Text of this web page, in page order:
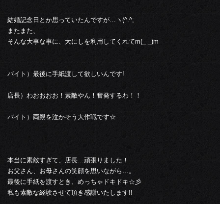
結婚記念日とか思っていたんですが…ヽ(^.^;
またまた、
そんな大事な事に、大にしを利用してくれてm(_ _)m
バイト）最後に手紙渡して欲しいんです!
店長）わおおおお！素敵やん！奮発するわ！！
バイト）両親を泣かそう大作戦です☆
本当に素敵すぎて、店長…頑張りました！
お父さん、お母さんの笑顔を思いながら…。
最後に手紙を渡すとき、めっちゃドキドキ☆彡
私も素敵な経験させて頂き感謝いたします!!